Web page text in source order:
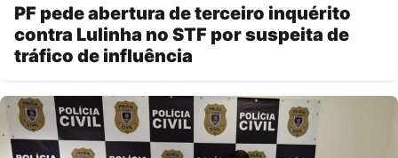
PF pede abertura de terceiro inquérito
contra Lulinha no STF por suspeita de
tráfico de influência